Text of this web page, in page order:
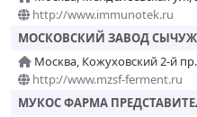
http://www.immunotek.ru
МОСКОВСКИЙ ЗАВОД
Москва, Кожуховский 2-й
http://www.mzsf-ferment.ru
МУКОС ФАРМА